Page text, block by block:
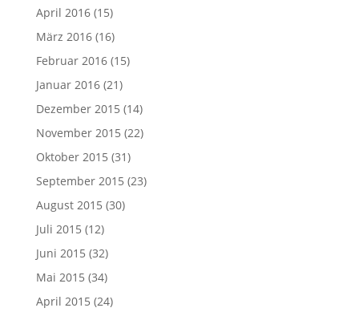
April 2016(15)
März 2016(16)
Februar 2016(15)
Januar 2016(21)
Dezember 2015 (14)
November 2015 (22)
Oktober 2015 (31)
September 2015 (23)
August 2015 (30)
Juli 2015 (12)
Juni 2015 (32)
Mai 2015 (34)
April 2015 (24)